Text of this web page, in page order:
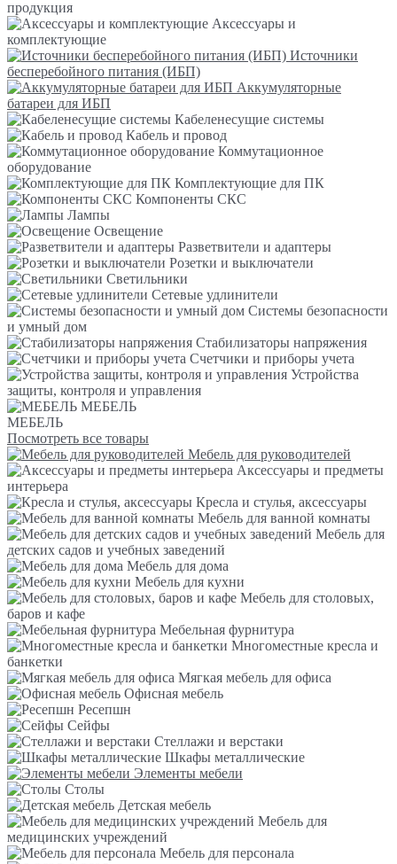
продукция
Аксессуары и
комплектующие
Источники
бесперебойного питания (ИБП)
Аккумуляторные
батареи для ИБП
Кабеленесущие системы
Кабель и провод
Коммутационное
оборудование
Комплектующие для ПК
Компоненты СКС
Лампы
Освещение
Разветвители и адаптеры
Розетки и выключатели
Светильники
Сетевые удлинители
Системы безопасности
и умный дом
Стабилизаторы напряжения
Счетчики и приборы учета
Устройства
защиты, контроля и управления
МЕБЕЛЬ
МЕБЕЛЬ
Посмотреть все товары
Мебель для руководителей
Аксессуары и предметы
интерьера
Кресла и стулья, аксессуары
Мебель для ванной комнаты
Мебель для
детских садов и учебных заведений
Мебель для дома
Мебель для кухни
Мебель для столовых,
баров и кафе
Мебельная фурнитура
Многоместные кресла и
банкетки
Мягкая мебель для офиса
Офисная мебель
Ресепшн
Сейфы
Стеллажи и верстаки
Шкафы металлические
Элементы мебели
Столы
Детская мебель
Мебель для
медицинских учреждений
Мебель для персонала